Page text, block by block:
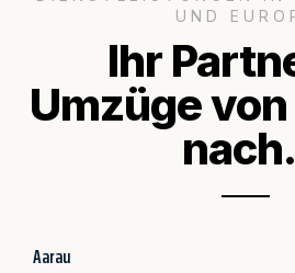
UND
Ihr
Umzüge
Aarau